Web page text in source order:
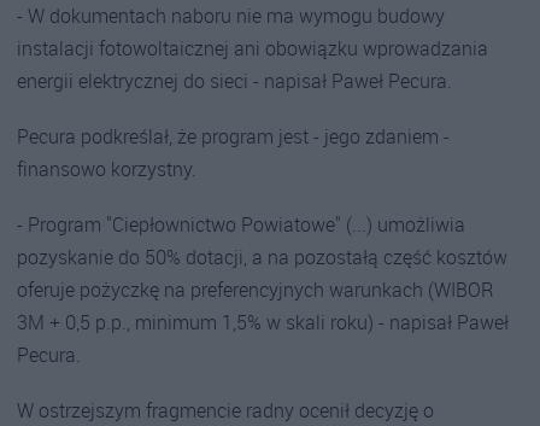
- W dokumentach naboru nie ma wymogu budowy
instalacji fotowoltaicznej ani obowiązku wprowadzania
energii elektrycznej do sieci - napisał Paweł Pecura.
Pecura podkreślał, że program jest - jego zdaniem -
finansowo korzystny.
- Program "Ciepłownictwo Powiatowe" (...) umożliwia
pozyskanie do 50% dotacji, a na pozostałą część kosztów
oferuje pożyczkę na preferencyjnych warunkach (WIBOR
3M + 0,5 p.p., minimum 1,5% w skali roku) - napisał Paweł
Pecura.
W ostrzejszym fragmencie radny ocenił decyzję o